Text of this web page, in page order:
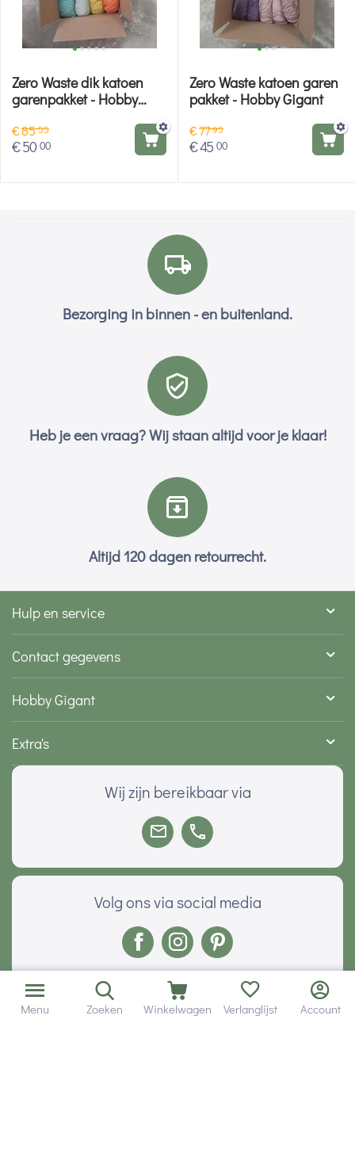
Zero Waste dik katoen
garenpakket - Hobby
€8555
€5000
Zero Waste katoen garen
pakket - Hobby Gigant
€7795
€45 00
Bezorging in binnen - en buitenland.
Heb je een vraag? Wij staan altijd voor je klaar!
Altijd 120 dagen retourrecht.
Hulp en service
Contact gegevens
Hobby Gigant
Extra's
Wij zijn bereikbaar via
Volg ons via social media
Onze klanten geven ons een
Menu Zoeken Winkelwagen Verlanglijst Account